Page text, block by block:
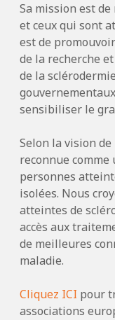
Sa mission est
et ceux qui sont
est de
de la recherche
de la
sensibiliser le
Selon la vision de
reconnue comme
personnes
isolées. Nous
atteintes de
accès aux
de meilleures
maladie.
Cliquez ICI pour
associations